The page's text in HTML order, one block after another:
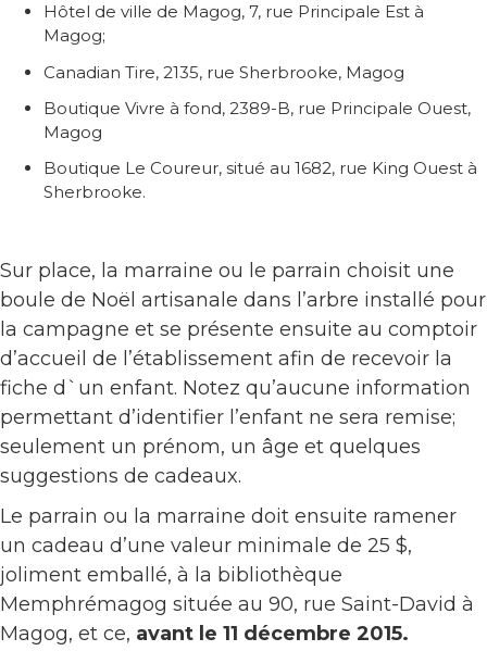
Hôtel de ville de Magog, 7, rue Principale Est à
Magog;
Canadian Tire, 2135, rue Sherbrooke, Magog
Boutique Vivre à fond, 2389-B, rue Principale Ouest,
Magog
Boutique Le Coureur, situé au 1682, rue King Ouest à
Sherbrooke.
Sur place, la marraine ou le parrain choisit une
boule de Noël artisanale dans l’arbre installé pour
la campagne et se présente ensuite au comptoir
d’accueil de l’établissement afin de recevoir la
fiche d`un enfant. Notez qu’aucune information
permettant d’identifier l’enfant ne sera remise;
seulement un prénom, un âge et quelques
suggestions de cadeaux.
Le parrain ou la marraine doit ensuite ramener
un cadeau d’une valeur minimale de 25 $,
joliment emballé, à la bibliothèque
Memphrémagog située au 90, rue Saint-David à
Magog, et ce, avant le 11 décembre 2015.